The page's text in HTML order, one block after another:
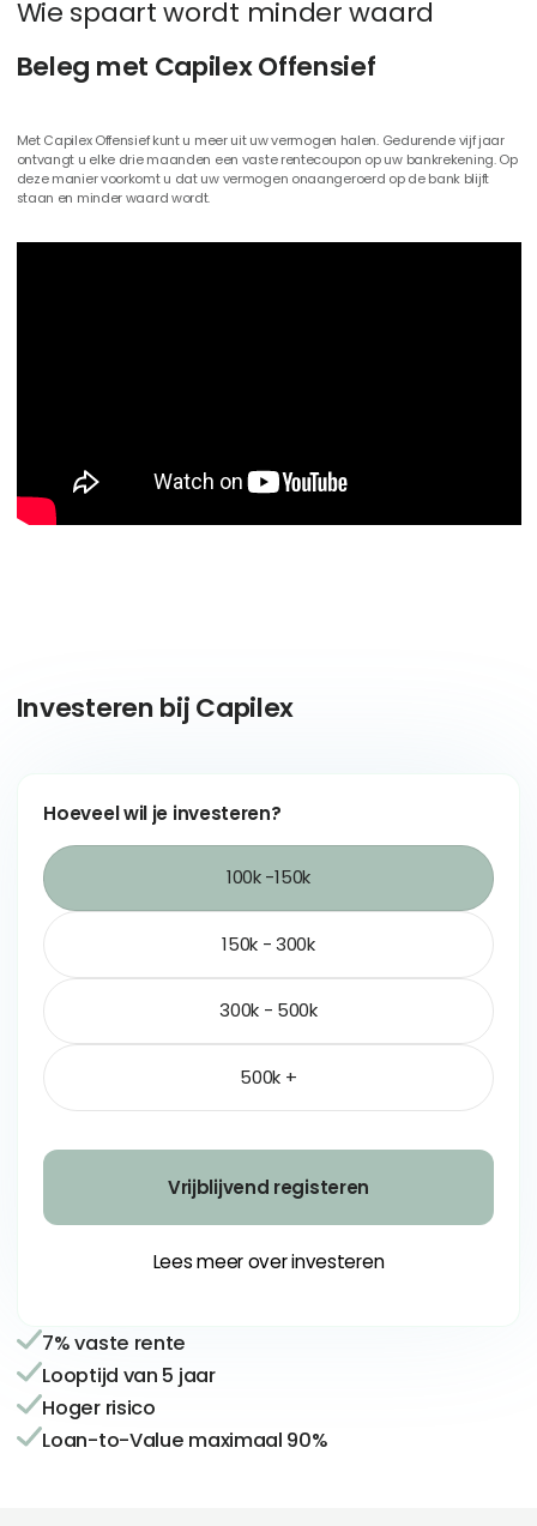
Wie spaart wordt minder waard
Beleg met CapilexOffensief
Met Capilex Offensief kunt u meer uit uw vermogen halen. Gedurende vijf jaar
ontvangt u elke drie maanden een vaste rentecoupon op uw bankrekening. Op
deze manier voorkomt u dat uw vermogen onaangeroerd op de bank blijft
staan en minder waard wordt.
InvesterenbijCapilex
Hoeveel wil je investeren?
100k -150k
150k - 300k
300k - 500k
500k +
Vrijblijvend registeren
Lees meer over investeren
7% vaste rente
Looptijd van 5 jaar
Hoger risico
Loan-to-Value maximaal 90%